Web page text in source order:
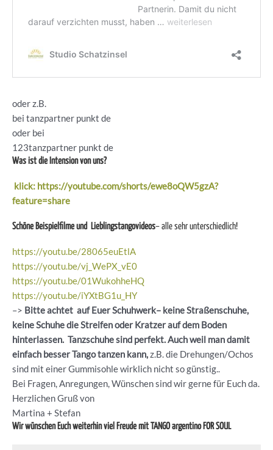
oder z.B.
bei tanzpartner punkt de
oder bei
123tanzpartner punkt de
Was ist die Intension von uns?
klick: https://youtube.com/shorts/ewe8oQW5gzA?
feature=share
Schöne Beispielfilme und Lieblingstangovideos– alle sehr unterschiedlich!
https://youtu.be/28065euEtlA
https://youtu.be/vj_WePX_vE0
https://youtu.be/01WukohheHQ
https://youtu.be/iYXtBG1u_HY
–> Bitte achtet auf Euer Schuhwerk– keine Straßenschuhe,
keine Schuhe die Streifen oder Kratzer auf dem Boden
hinterlassen. Tanzschuhe sind perfekt. Auch weil man damit
einfach besser Tango tanzen kann,z.B. die Drehungen/Ochos
sind mit einer Gummisohle wirklich nicht so günstig..
Bei Fragen, Anregungen, Wünschen sind wir gerne für Euch da.
Herzlichen Gruß von
Martina + Stefan
Wir wünschen Euch weiterhin viel Freude mit TANGO argentino FOR SOUL